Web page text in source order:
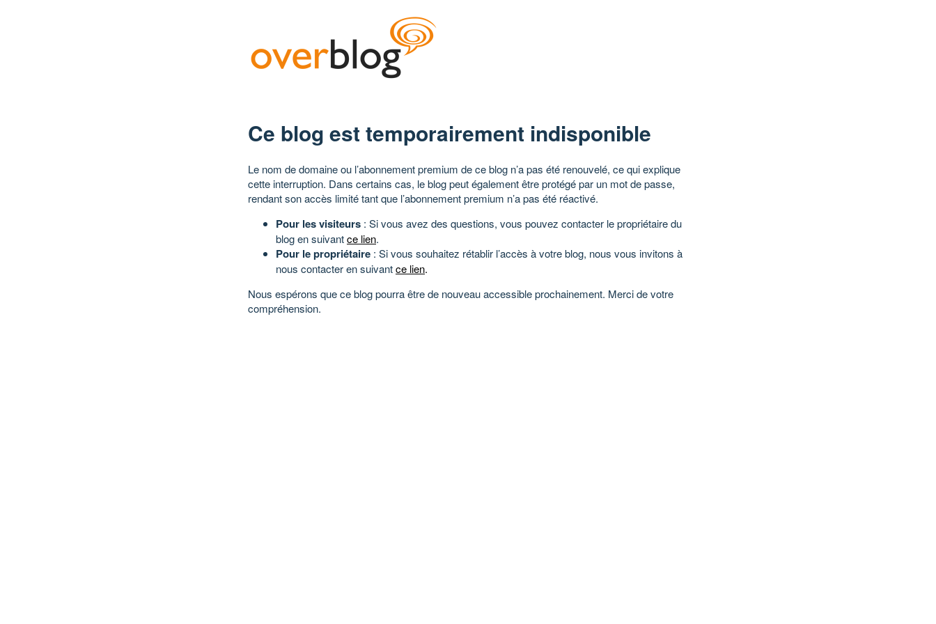
Ce blog est temporairement indisponible
Le nom de domaine ou l’abonnement premium de ce blog n’a pas été renouvelé, ce qui explique
cette interruption. Dans certains cas, le blog peut également être protégé par un mot de passe,
rendant son accès limité tant que l’abonnement premium n’a pas été réactivé.
Pour les visiteurs : Si vous avez des questions, vous pouvez contacter le propriétaire du
blog en suivantce lien.
Pour le propriétaire : Si vous souhaitez rétablir l’accès à votre blog, nous vous invitons à
nous contacter en suivantce lien.
Nous espérons que ce blog pourra être de nouveau accessible prochainement. Merci de votre
compréhension.